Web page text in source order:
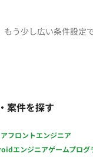
もう少し広い条件設定
案件を探す
フロントエンジニア
エンジニアゲームプログ